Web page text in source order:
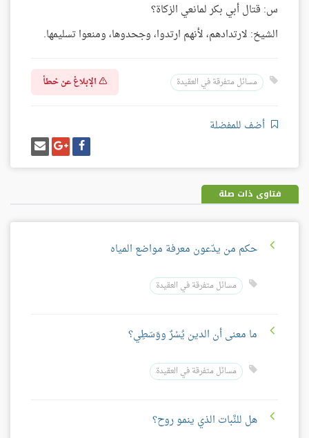
س: قتال أبي بكر لمانعي الزكاة؟
الشيخ: لارتدادهم، لأنهم ارتدوا، وجحدوها، ومنعوا تسليمها.
مسائل متفرقة في العقيدة الإبلاغ عن خطأ
أضف للمفضلة
شارك
على
فيسبوك
شارك
على
غوغل
بلس
إرسل
إيميل
فتاوى ذات صلة
حكم من يدّعون معرفة مواضع المياه
مسائل متفرقة في العقيدة
ما معنى أن الدين يُسْرٌ ووَسَطِي؟
مسائل متفرقة في العقيدة
هل للنَّبات الذي ينمو روح؟